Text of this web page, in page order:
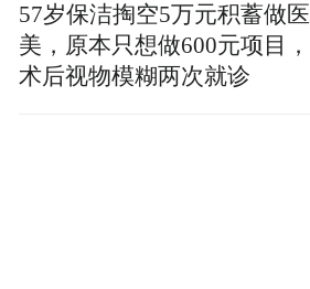
57岁保洁掏空5万元积蓄做医
美，原本只想做600元项目，
术后视物模糊两次就诊